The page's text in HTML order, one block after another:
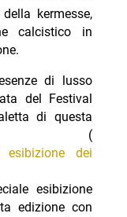
kermesse,
calcistico in
di lusso
del Festival
di questa
(
dei
esibizione
edizione con